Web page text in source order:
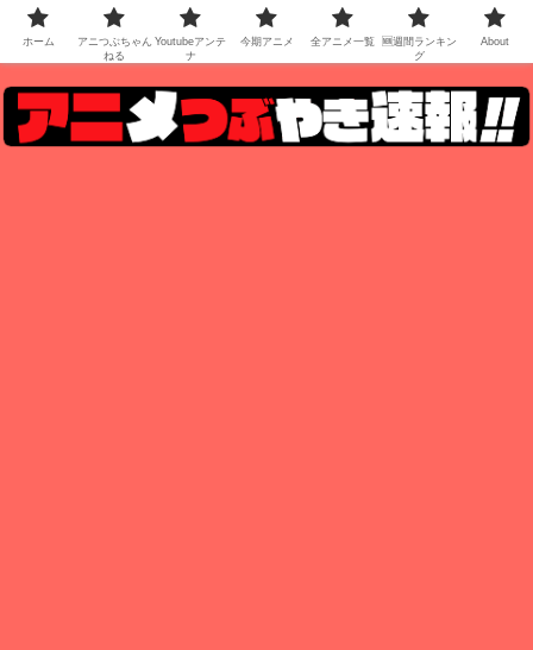
ホーム
アニつぶちゃん
ねる
Youtubeアンテ
ナ
今期アニメ 全アニメ一覧
🆕週間ランキン
グ
About